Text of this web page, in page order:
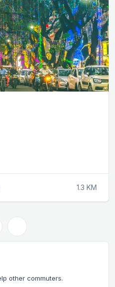
1.3 KM
other commuters.